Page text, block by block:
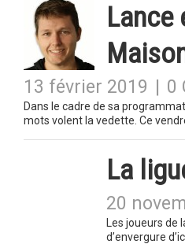
Lance
13 février 2019 0
Dans le cadre de sa
mots volent la vedette. Ce
La
20
Les joueurs
d’envergure